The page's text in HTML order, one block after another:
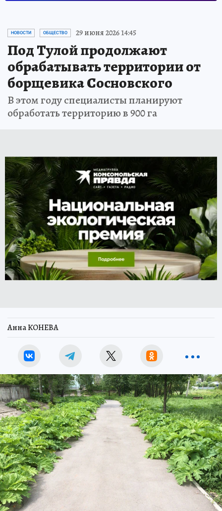
НОВОСТИ ОБЩЕСТВО 29 июня 2026 14:45
Под Тулой продолжают
обрабатывать территории от
борщевика Сосновского
В этом году специалисты планируют
обработать территорию в 900 га
Анна КОНЕВА